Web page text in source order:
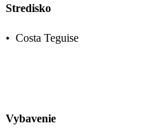
Stredisko
• Costa Teguise
Vybavenie